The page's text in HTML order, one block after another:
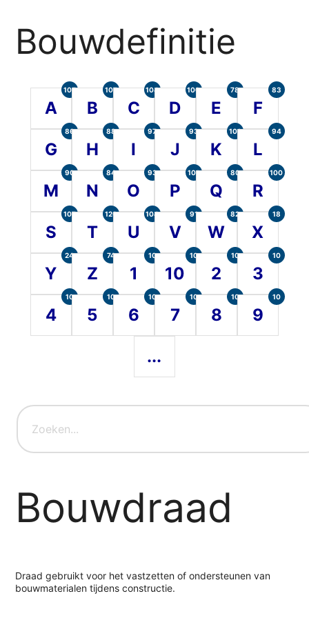
Bouwdefinitie
A
105
B
107
C
104
D
100
E
78
F
83
G
86
H
88
I
97
J
93
K
101
L
94
M
90
N
84
O
93
P
101
Q
80
R
100
S
107
T
120
U
104
V
91
W
82
X
18
Y
24
Z
74
1
10
10
10
2
10
3
10
4
10
5
10
6
10
7
10
8
10
9
10
...
Bouwdraad
Draad gebruikt voor het vastzetten of ondersteunen van
bouwmaterialen tijdens constructie.